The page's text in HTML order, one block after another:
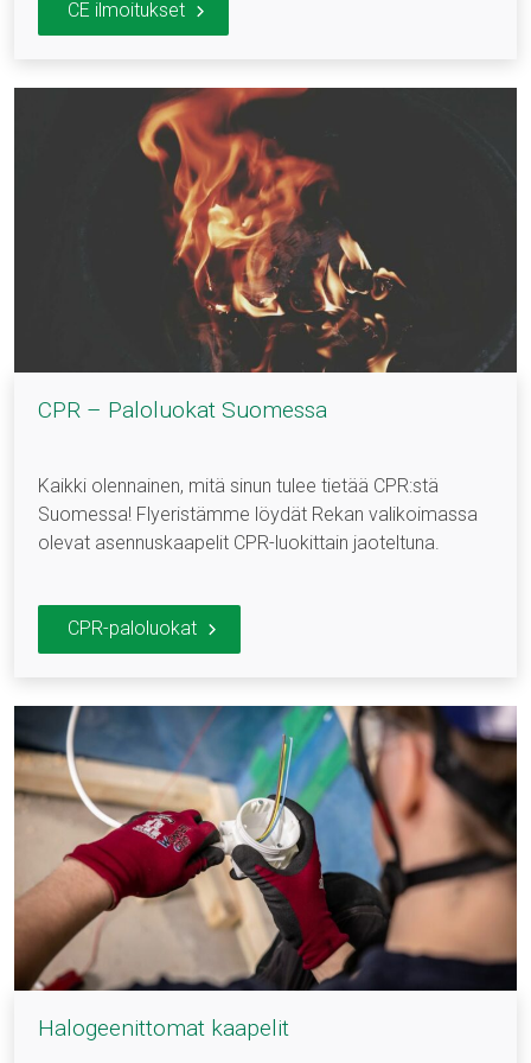
CE ilmoitukset
CPR – Paloluokat Suomessa
Kaikki olennainen, mitä sinun tulee tietää CPR:stä
Suomessa! Flyeristämme löydät Rekan valikoimassa
olevat asennuskaapelit CPR-luokittain jaoteltuna.
CPR-paloluokat
Halogeenittomat kaapelit